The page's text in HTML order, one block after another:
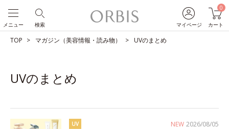
マイページ
0
カート
検索
メニュー
TOP マガジン（美容情報・読み物） UVのまとめ
UVのまとめ
NEW 2026/08/05
UV